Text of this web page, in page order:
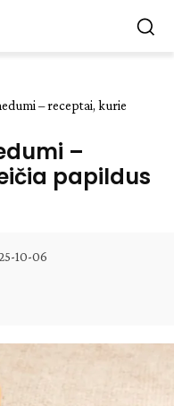
– receptai, kurie
–
papildus
10-06